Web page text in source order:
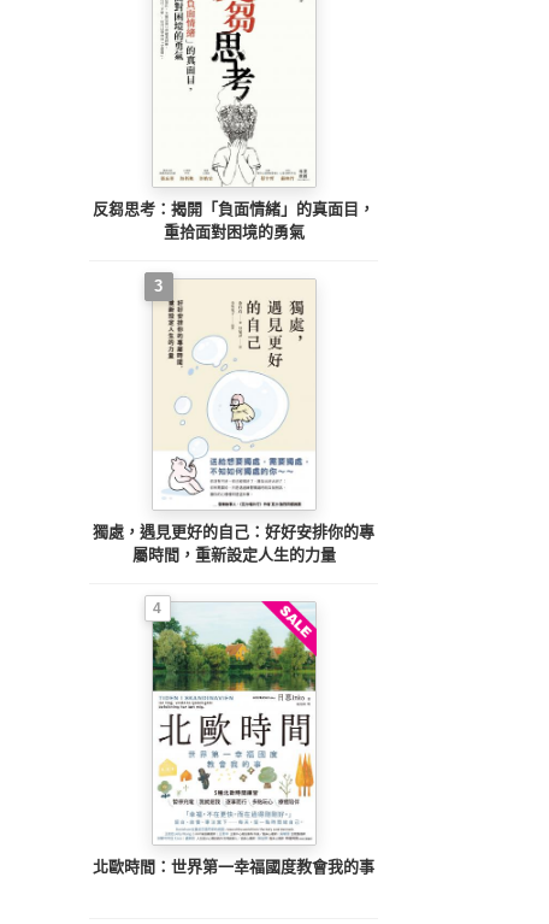
反芻思考：揭開「負面情緒」的真面目，
重拾面對困境的勇氣
3
獨處，遇見更好的自己：好好安排你的專
屬時間，重新設定人生的力量
4
北歐時間：世界第一幸福國度教會我的事